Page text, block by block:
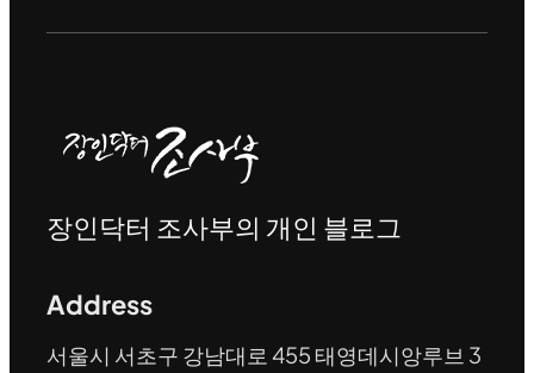
장인닥터 조사부의 개인 블로그
Address
서울시 서초구 강남대로 455 태영데시앙루브 3